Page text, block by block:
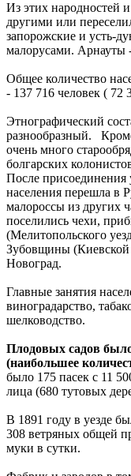
Из этих народностей
другими или
запорожские и усть-
малорусами. Арнауты
Общее количество
- 137 716 человек (
Этнографический
разнообразный.
очень много
болгарских
После присоединения
населения перешла в
малороссы из других
поселились чехи,
(Мелитопольского
Зубовщины (Киевской
Новоград.
Главные занятия
виноградарство,
шелководство.
Плодовых садов было
(наибольшее
было 175 пасек с 11
лица (680 тутовых
В 1891 году в уезде
308 ветряных общей
муки в сутки.